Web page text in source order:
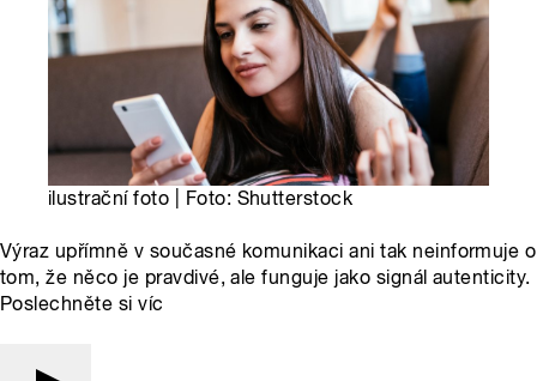
ilustrační foto | Foto: Shutterstock
Výraz upřímně v současné komunikaci ani tak neinformuje o
tom, že něco je pravdivé, ale funguje jako signál autenticity.
Poslechněte si víc